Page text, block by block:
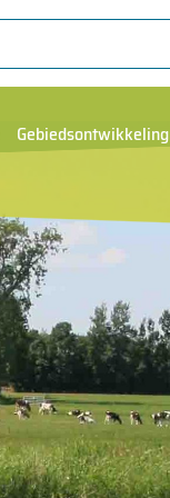
Gebiedsontwikkeling